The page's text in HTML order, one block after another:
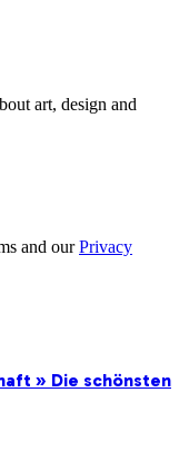
art, design and
and ourPrivacy
» Die schönsten